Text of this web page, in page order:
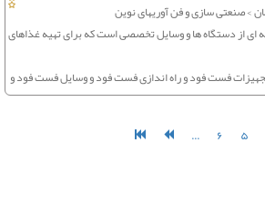
> صنعتی سازی و فن آوریهای نوین
از دستگاه ها و وسایل تخصصی است که برای تهیه غذاهای
فست فود و راه اندازی فست فود و وسایل فست فود و
۵ ۶ ...